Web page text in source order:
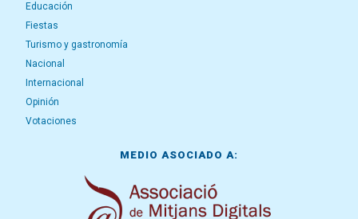
Educación
Fiestas
Turismo y gastronomía
Nacional
Internacional
Opinión
Votaciones
MEDIO ASOCIADO A: